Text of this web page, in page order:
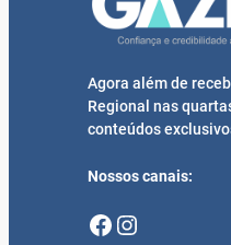
Agora além de
Regional nas
conteúdos
Nossos canais:
Facebook Instagram